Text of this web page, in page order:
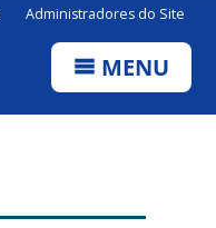
Administradores do Site
MENU